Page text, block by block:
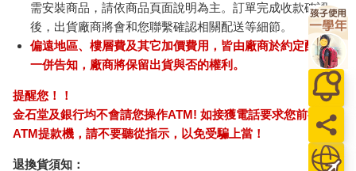
需安裝商品，請依商品頁面說明為主。訂單完成收款確認
後，出貨廠商將會和您聯繫確認相關配送等細節。
偏遠地區、樓層費及其它加價費用，皆由廠商於約定配送時
一併告知，廠商將保留出貨與否的權利。
提醒您！！
金石堂及銀行均不會請您操作ATM! 如接獲電話要求您前往
ATM提款機，請不要聽從指示，以免受騙上當！
退換貨須知：